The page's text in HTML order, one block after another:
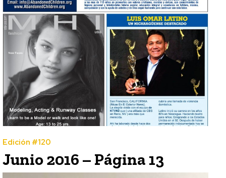
Edición #120
Junio 2016 – Página 13